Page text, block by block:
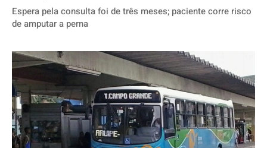
Espera pela consulta foi de três meses; paciente corre risco
de amputar a perna